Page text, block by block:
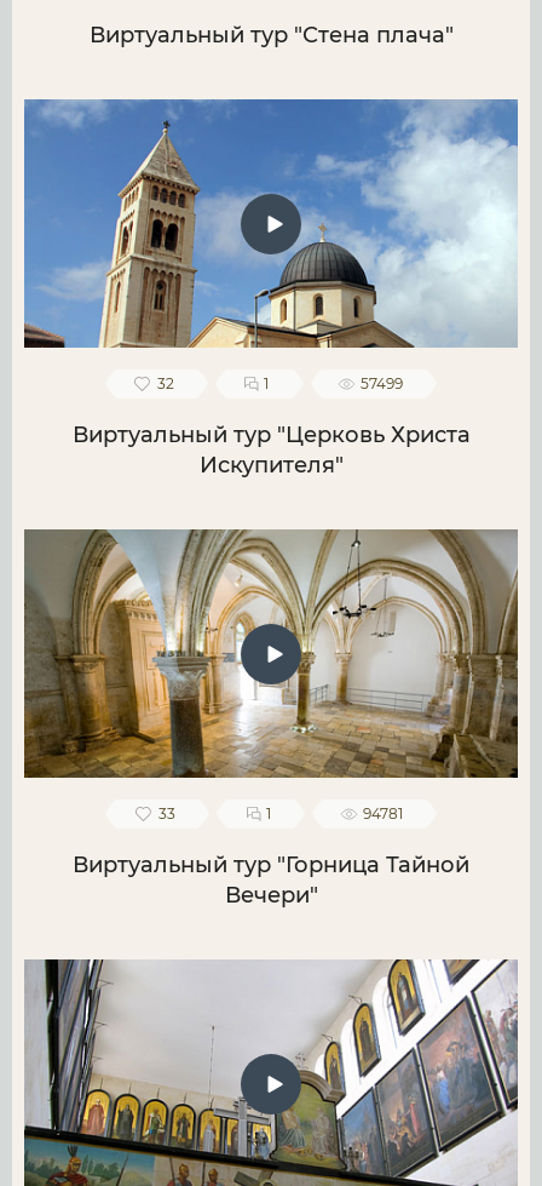
Виртуальный тур "Стена плача"
32 1 57499
Виртуальный тур "Церковь Христа
Искупителя"
33 1 94781
Виртуальный тур "Горница Тайной
Вечери"